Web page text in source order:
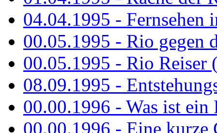
04.04.1995 - Fernsehen
00.05.1995 - Rio gegen
00.05.1995 - Rio Reiser
08.09.1995 -
00.00.1996 - Was ist ein
00.00.1996 - Eine kurze